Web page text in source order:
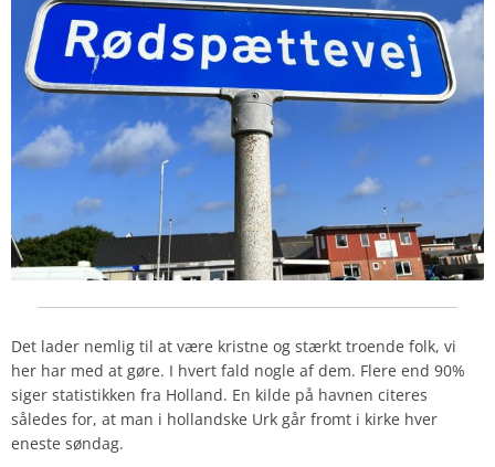
Det lader nemlig til at være kristne og stærkt troende folk, vi
her har med at gøre. I hvert fald nogle af dem. Flere end 90%
siger statistikken fra Holland. En kilde på havnen citeres
således for, at man i hollandske Urk går fromt i kirke hver
eneste søndag.